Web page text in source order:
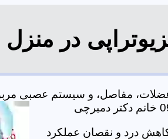
در
مفاصل، و سیستم عصبی
درد و نقصان عملکرد